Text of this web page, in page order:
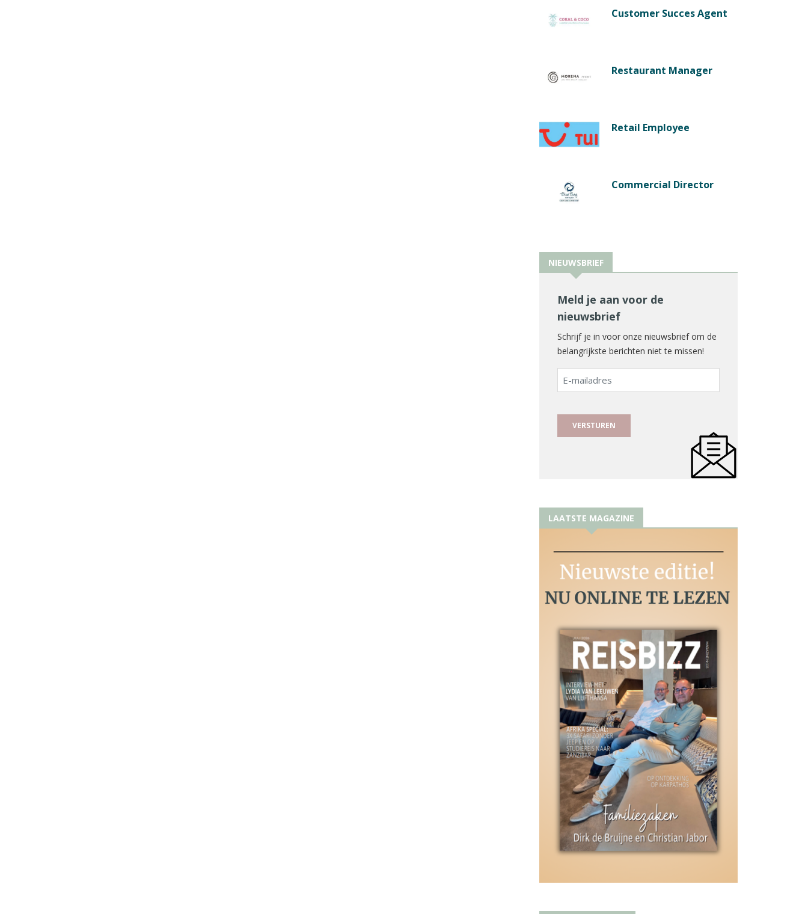
Customer Succes Agent
Restaurant Manager
Retail Employee
Commercial Director
NIEUWSBRIEF
Meld je aan voor de
nieuwsbrief
Schrijf je in voor onze nieuwsbrief om de
belangrijkste berichten niet te missen!
E-
mailadres
LAATSTE MAGAZINE